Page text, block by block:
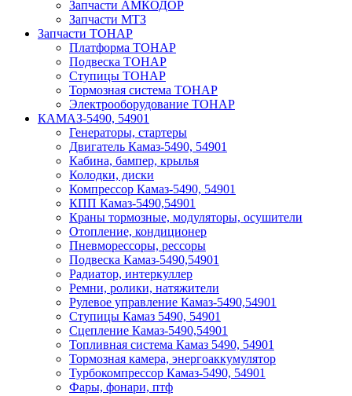
Запчасти АМКОДОР
Запчасти МТЗ
Запчасти ТОНАР
Платформа ТОНАР
Подвеска ТОНАР
Ступицы ТОНАР
Тормозная система ТОНАР
Электрооборудование ТОНАР
КАМАЗ-5490, 54901
Генераторы, стартеры
Двигатель Камаз-5490, 54901
Кабина, бампер, крылья
Колодки, диски
Компрессор Камаз-5490, 54901
КПП Камаз-5490,54901
Краны тормозные, модуляторы, осушители
Отопление, кондиционер
Пневморессоры, рессоры
Подвеска Камаз-5490,54901
Радиатор, интеркуллер
Ремни, ролики, натяжители
Рулевое управление Камаз-5490,54901
Ступицы Камаз 5490, 54901
Сцепление Камаз-5490,54901
Топливная система Камаз 5490, 54901
Тормозная камера, энергоаккумулятор
Турбокомпрессор Камаз-5490, 54901
Фары, фонари, птф